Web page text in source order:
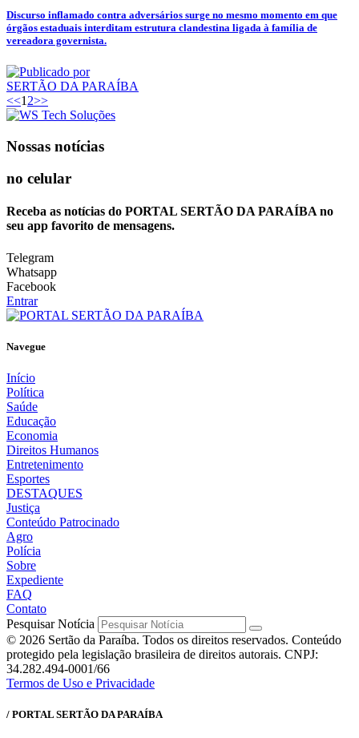
Discurso inflamado contra adversários surge no mesmo momento em que
órgãos estaduais interditam estrutura clandestina ligada à família de
vereadora governista.
SERTÃO DA PARAÍBA
<<1 2>>
Nossas notícias
no celular
Receba as notícias do PORTAL SERTÃO DA PARAÍBA no
seu app favorito de mensagens.
Telegram
Whatsapp
Facebook
Entrar
Navegue
Início
Política
Saúde
Educação
Economia
Direitos Humanos
Entretenimento
Esportes
DESTAQUES
Justiça
Conteúdo Patrocinado
Agro
Polícia
Sobre
Expediente
FAQ
Contato
Pesquisar Notícia
© 2026 Sertão da Paraíba. Todos os direitos reservados. Conteúdo
protegido pela legislação brasileira de direitos autorais. CNPJ:
34.282.494-0001/66
Termos de Uso e Privacidade
/ PORTAL SERTÃO DA PARAÍBA